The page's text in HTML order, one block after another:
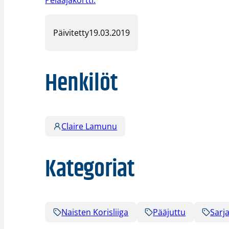
Päivitetty19.03.2019
Henkilöt
Claire Lamunu
Kategoriat
Naisten Korisliiga Pääjuttu